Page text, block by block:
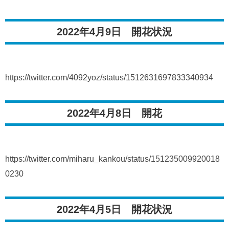
2022年4月9日 開花状況
https://twitter.com/4092yoz/status/1512631697833340934
2022年4月8日 開花
https://twitter.com/miharu_kankou/status/151235009920018
0230
2022年4月5日 開花状況